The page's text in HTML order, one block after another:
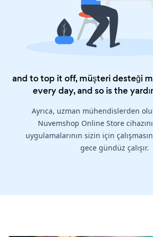
and to top it off, müşteri desteği
every day, and so is the
Ayrıca, uzman mühendislerden
Nuvemshop Online Store
uygulamalarının sizin için
gece gündüz çalışır.